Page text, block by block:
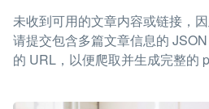
未收到可用的文章内容或链接，因
请提交包含多篇文章信息的
的 URL，以便爬取并生成完整的